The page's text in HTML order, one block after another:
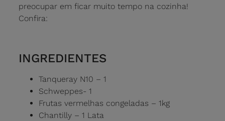
preocupar em ficar muito tempo na cozinha!
Confira:
INGREDIENTES
Tanqueray N10 – 1
Schweppes- 1
Frutas vermelhas congeladas – 1kg
Chantilly – 1 Lata